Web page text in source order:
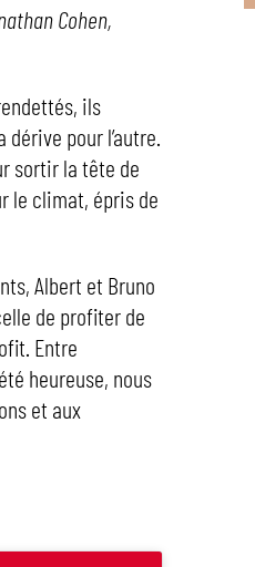
Cohen,
ils
pour l’autre.
sortir la tête de
le climat, épris de
Albert et Bruno
de profiter de
Entre
heureuse, nous
et aux